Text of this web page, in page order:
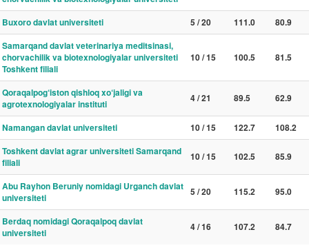
Buxoro davlat universiteti 5 / 20 111.0
80.9
Samarqand davlat veterinariya meditsinasi,
chorvachilik va biotexnologiyalar universiteti
Toshkent filiali
10 / 15 100.5 81.5
Qoraqalpog‘iston qishloq xo‘jaligi va
agrotexnologiyalar instituti
4 / 21 89.5 62.9
Namangan davlat universiteti 10 / 15 122.7
108.2
Toshkent davlat agrar universiteti Samarqand
filiali
10 / 15 102.5 85.9
Abu Rayhon Beruniy nomidagi Urganch davlat
universiteti
5 / 20 115.2 95.0
Berdaq nomidagi Qoraqalpoq davlat
universiteti
4 / 16 107.2 84.7